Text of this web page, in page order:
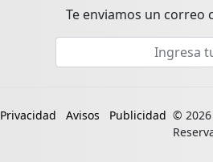
Te enviamos un correo
Email address
Privacidad Avisos
Publicidad © 2026